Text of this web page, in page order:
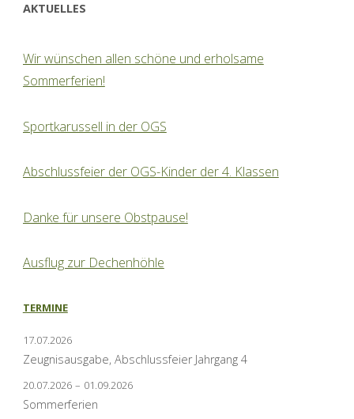
AKTUELLES
Wir wünschen allen schöne und erholsame
Sommerferien!
Sportkarussell in der OGS
Abschlussfeier der OGS-Kinder der 4. Klassen
Danke für unsere Obstpause!
Ausflug zur Dechenhöhle
TERMINE
17.07.2026
Zeugnisausgabe, Abschlussfeier Jahrgang 4
20.07.2026 – 01.09.2026
Sommerferien